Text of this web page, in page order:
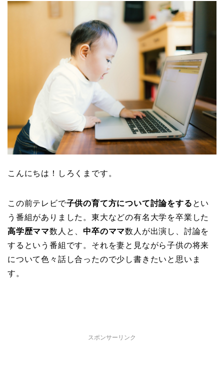
こんにちは！しろくまです。
この前テレビで子供の育て方について討論をする とい
う番組がありました。東大などの有名大学を卒業した
高学歴ママ数人と、中卒のママ数人が出演し、討論を
するという番組です。それを妻と見ながら子供の将来
について色々話し合ったので少し書きたいと思いま
す。
スポンサーリンク